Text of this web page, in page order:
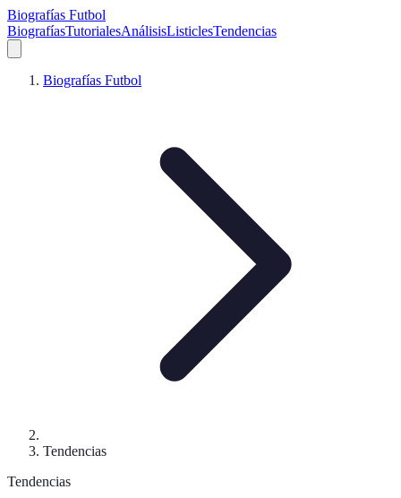
Biografías Futbol
BiografíasTutorialesAnálisisListiclesTendencias
Biografías Futbol
Tendencias
Tendencias